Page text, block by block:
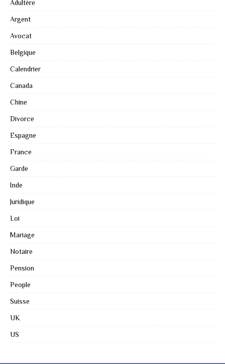
Adultère
Argent
Avocat
Belgique
Calendrier
Canada
Chine
Divorce
Espagne
France
Garde
Inde
Juridique
Loi
Mariage
Notaire
Pension
People
Suisse
UK
US